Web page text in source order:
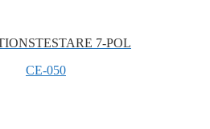
7-POL
CE-050